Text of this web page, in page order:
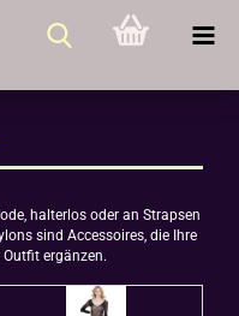
halterlos oder an Strapsen
sind Accessoires, die Ihre
Outfit ergänzen.